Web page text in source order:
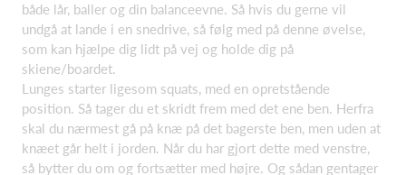
både lår, baller og din balanceevne. Så hvis du gerne vil
undgå at lande i en snedrive, så følg med på denne øvelse,
som kan hjælpe dig lidt på vej og holde dig på
skiene/boardet.
Lunges starter ligesom squats, med en opretstående
position. Så tager du et skridt frem med det ene ben. Herfra
skal du nærmest gå på knæ på det bagerste ben, men uden at
knæet går helt i jorden. Når du har gjort dette med venstre,
så bytter du om og fortsætter med højre. Og sådan gentager